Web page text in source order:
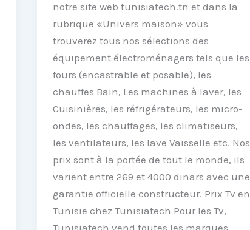
notre site web tunisiatech.tn et dans la
rubrique «Univers maison» vous
trouverez tous nos sélections des
équipement électroménagers tels que les
fours (encastrable et posable), les
chauffes Bain, Les machines à laver, les
Cuisinières, les réfrigérateurs, les micro-
ondes, les chauffages, les climatiseurs,
les ventilateurs, les lave Vaisselle etc. Nos
prix sont à la portée de tout le monde, ils
varient entre 269 et 4000 dinars avec une
garantie officielle constructeur. Prix Tv en
Tunisie chez Tunisiatech Pour les Tv,